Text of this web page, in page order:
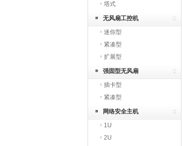
塔式
无风扇工控机
迷你型
紧凑型
扩展型
强固型无风扇
插卡型
紧凑型
网络安全主机
1U
2U